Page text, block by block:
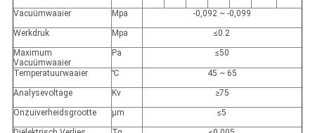
Vacuümwaaier
Mpa
-0,092 ~ -0,099
Werkdruk
Mpa
≤0.2
Maximum
Vacuümwaaier
Pa ≤50
Temperatuurwaaier ℃
45 ~ 65
Analysevoltage
Kv
≥75
Onzuiverheidsgrootte
μm
≤5